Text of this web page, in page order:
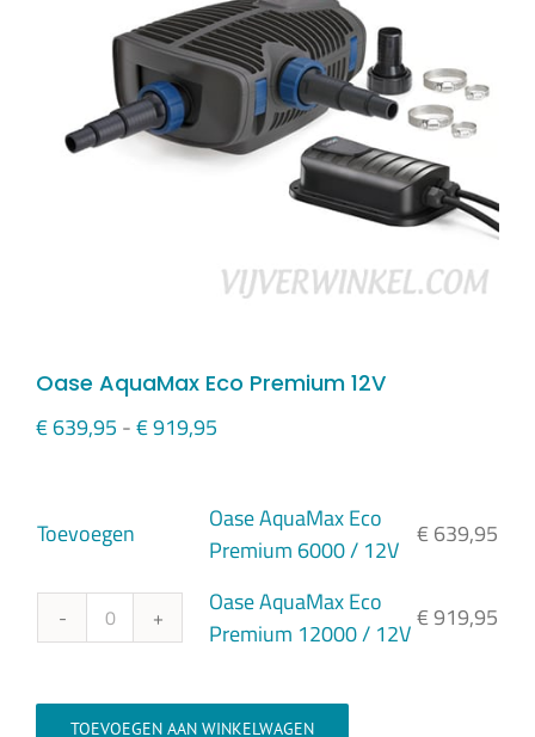
Onze showroom >>>
Oase AquaMax Eco Premium 12V
€639,95 -€919,95
€ 919,95
Toevoegen
Oase AquaMax Eco
Premium 6000 / 12V
€639,95
Oase
Eco
Premium
Oase AquaMax Eco
Premium 12000 / 12V
€919,95
TOEVOEGEN AAN WINKELWAGEN